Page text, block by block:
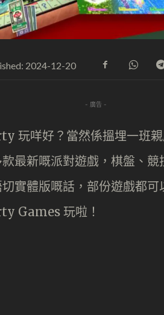
2024-12-20
- 廣告 -
玩咩好？當然係搵埋一班
最新嘅派對遊戲，棋盤、
實體版嘅話，部份遊戲都可
Games 玩啦！